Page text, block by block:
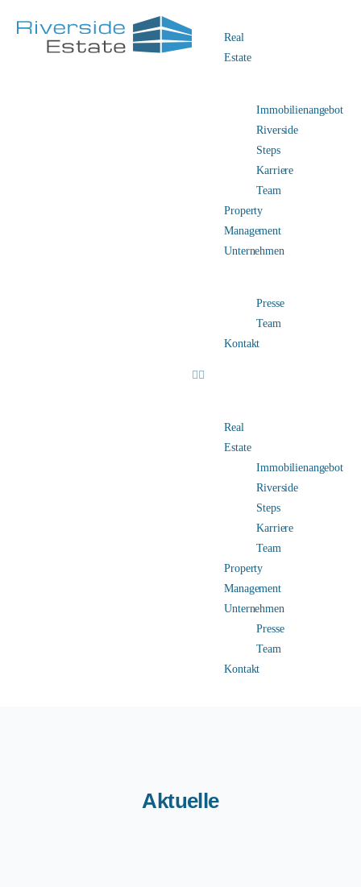
Real
Estate
Immobilienangebot
Riverside
Steps
Karriere
Team
Property
Management
Unternehmen
Presse
Team
Kontakt
Real
Estate
Immobilienangebot
Riverside
Steps
Karriere
Team
Property
Management
Unternehmen
Presse
Team
Kontakt
Aktuelle